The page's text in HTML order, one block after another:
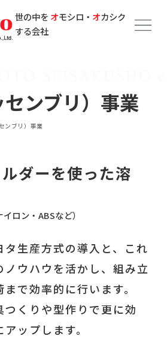
世の中を オモシロ・ オカシク
する会社
ンブリ）事業
ンブリ）事業
ダーを使った溶
ロン・ABSなど）
タ生産方式の導入と、これ
ノウハウを活かし、組み立
で効率的に行います。
つくりや型作りで更に効
ップします。